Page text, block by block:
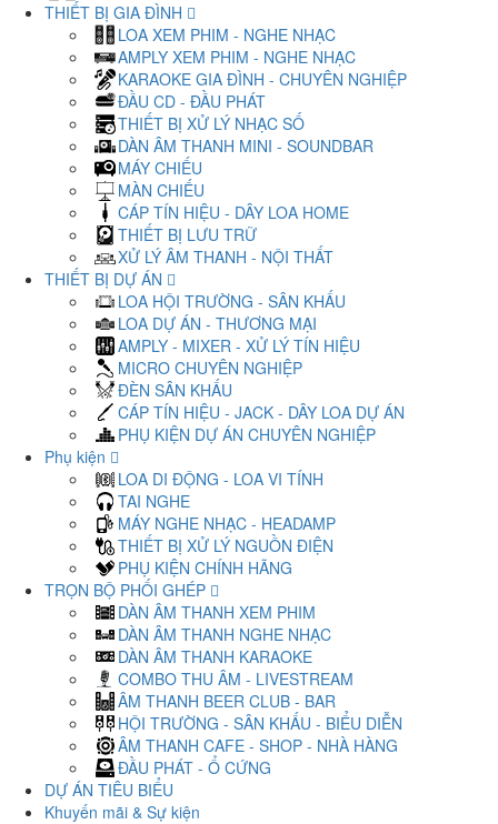
THIẾT BỊ GIA ĐÌNH
LOA XEM PHIM - NGHE NHẠC
AMPLY XEM PHIM - NGHE NHẠC
KARAOKE GIA ĐÌNH - CHUYÊN NGHIỆP
ĐẦU CD - ĐẦU PHÁT
THIẾT BỊ XỬ LÝ NHẠC SỐ
DÀN ÂM THANH MINI - SOUNDBAR
MÁY CHIẾU
MÀN CHIẾU
CÁP TÍN HIỆU - DÂY LOA HOME
THIẾT BỊ LƯU TRỮ
XỬ LÝ ÂM THANH - NỘI THẤT
THIẾT BỊ DỰ ÁN
LOA HỘI TRƯỜNG - SÂN KHẤU
LOA DỰ ÁN - THƯƠNG MẠI
AMPLY - MIXER - XỬ LÝ TÍN HIỆU
MICRO CHUYÊN NGHIỆP
ĐÈN SÂN KHẤU
CÁP TÍN HIỆU - JACK - DÂY LOA DỰ ÁN
PHỤ KIỆN DỰ ÁN CHUYÊN NGHIỆP
Phụ kiện
LOA DI ĐỘNG - LOA VI TÍNH
TAI NGHE
MÁY NGHE NHẠC - HEADAMP
THIẾT BỊ XỬ LÝ NGUỒN ĐIỆN
PHỤ KIỆN CHÍNH HÃNG
TRỌN BỘ PHỐI GHÉP
DÀN ÂM THANH XEM PHIM
DÀN ÂM THANH NGHE NHẠC
DÀN ÂM THANH KARAOKE
COMBO THU ÂM - LIVESTREAM
ÂM THANH BEER CLUB - BAR
HỘI TRƯỜNG - SÂN KHẤU - BIỂU DIỄN
ÂM THANH CAFE - SHOP - NHÀ HÀNG
ĐẦU PHÁT - Ổ CỨNG
DỰ ÁN TIÊU BIỂU
Khuyến mãi & Sự kiện